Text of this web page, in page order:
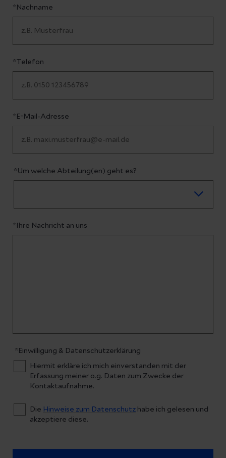
*Nachname
*Telefon
*E-Mail-Adresse
*Um welche Abteilung(en) geht es?
*Ihre Nachricht an uns
*Einwilligung & Datenschutzerklärung
Hiermit erkläre ich mich einverstanden mit der
Erfassung meiner o.g. Daten zum Zwecke der
Kontaktaufnahme.
Die Hinweise zum Datenschutz habe ich gelesen und
akzeptiere diese.